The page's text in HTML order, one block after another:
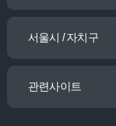
서울시 / 자치구
관련사이트